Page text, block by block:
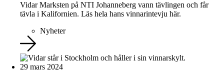
Vidar Marksten på NTI Johanneberg vann tävlingen och får
tävla i Kalifornien. Läs hela hans vinnarintevju här.
Nyheter
29 mars 2024